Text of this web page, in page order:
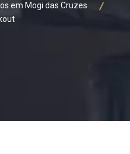
em Mogi das Cruzes